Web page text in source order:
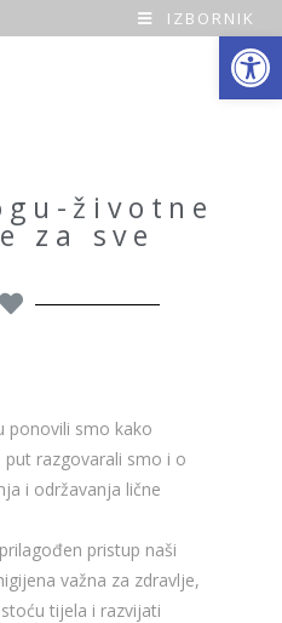
Open toolbar
IZBORNIK
životne
za sve
ponovili smo kako
razgovarali smo i o
i održavanja lične
pristup naši
važna za zdravlje,
tijela i razvijati